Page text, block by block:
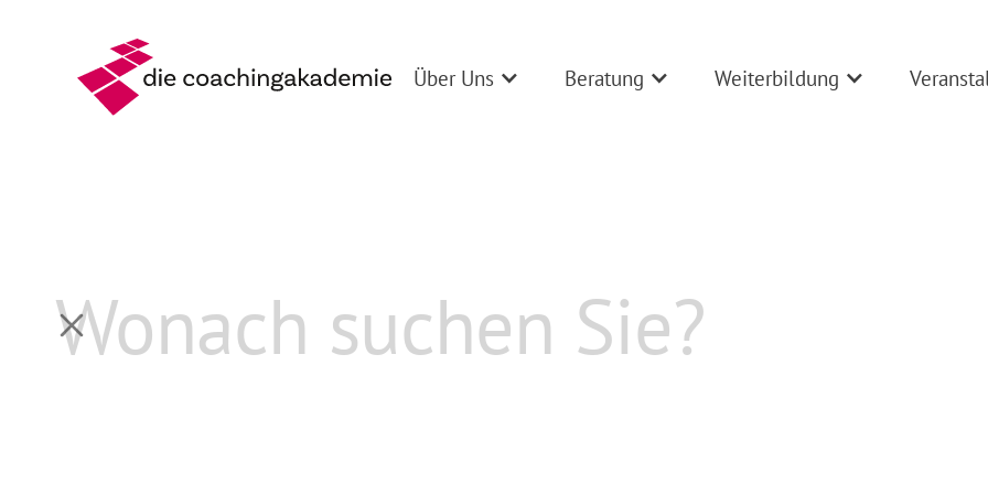
Über Uns Beratung Weiterbildung
Infoabend Organisationsentwickler:in-